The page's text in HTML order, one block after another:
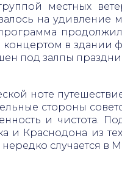
местных
на удивление
концертом в здании
под залпы
ноте
стороны
и чистота.
и Краснодона из
нередко случается в